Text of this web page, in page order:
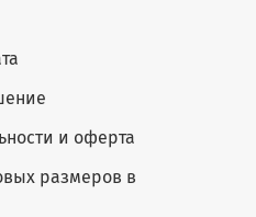
и оферта
размеров в